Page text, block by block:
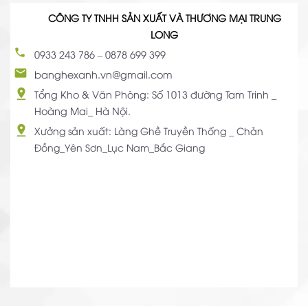
CÔNG TY TNHH SẢN XUẤT VÀ THƯƠNG MẠI TRUNG
LONG
0933 243 786 – 0878 699 399
banghexanh.vn@gmail.com
Tổng Kho & Văn Phòng: Số 1013 đường Tam Trinh _
Hoàng Mai_ Hà Nội.
Xưởng sản xuất: Làng Ghề Truyền Thống _ Chản
Đồng_Yên Sơn_Lục Nam_Bắc Giang